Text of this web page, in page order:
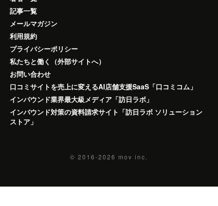
記事一覧
メールマガジン
利用規約
プライバシーポリシー
私たちと働く（外部サイトへ）
お問い合わせ
口コミサイトを売上に変えるAI店舗支援SaaS「口コミコム」
インバウンド業界最大級メディア「訪日ラボ」
インバウンド対策の資料請求サイト「訪日ラボ ソリューション
ストア」
© 2016-2026 mov inc.